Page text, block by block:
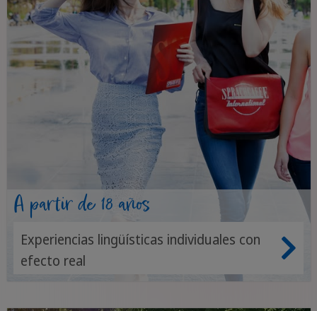
A partir de 18 años
Experiencias lingüísticas individuales con
efecto real